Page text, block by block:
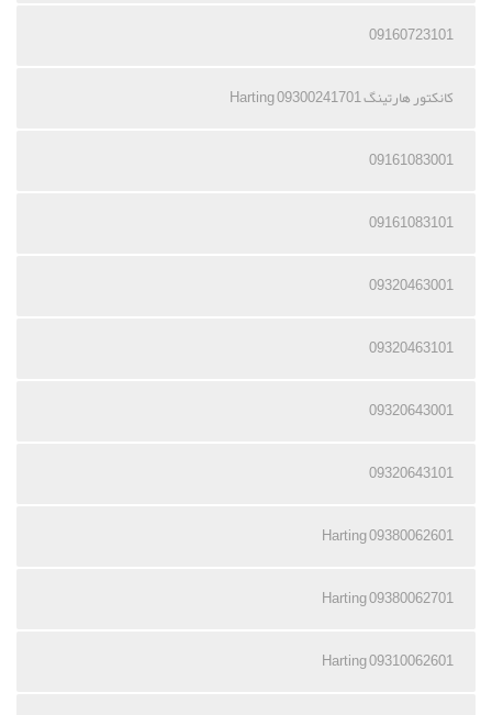
09160723101
کانکتور هارتینگ 09300241701 Harting
09161083001
09161083101
09320463001
09320463101
09320643001
09320643101
09380062601 Harting
09380062701 Harting
09310062601 Harting